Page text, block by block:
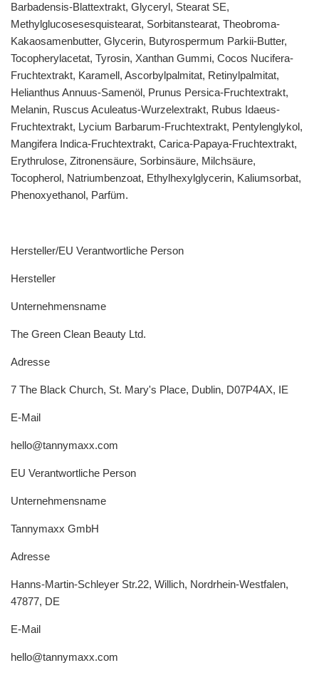
Barbadensis-Blattextrakt, Glyceryl, Stearat SE,
Methylglucosesesquistearat, Sorbitanstearat, Theobroma-
Kakaosamenbutter, Glycerin, Butyrospermum Parkii-Butter,
Tocopherylacetat, Tyrosin, Xanthan Gummi, Cocos Nucifera-
Fruchtextrakt, Karamell, Ascorbylpalmitat, Retinylpalmitat,
Helianthus Annuus-Samenöl, Prunus Persica-Fruchtextrakt,
Melanin, Ruscus Aculeatus-Wurzelextrakt, Rubus Idaeus-
Fruchtextrakt, Lycium Barbarum-Fruchtextrakt, Pentylenglykol,
Mangifera Indica-Fruchtextrakt, Carica-Papaya-Fruchtextrakt,
Erythrulose, Zitronensäure, Sorbinsäure, Milchsäure,
Tocopherol, Natriumbenzoat, Ethylhexylglycerin, Kaliumsorbat,
Phenoxyethanol, Parfüm.
Hersteller/EU Verantwortliche Person
Hersteller
Unternehmensname
The Green Clean Beauty Ltd.
Adresse
7 The Black Church, St. Mary's Place, Dublin, D07P4AX, IE
E-Mail
hello@tannymaxx.com
EU Verantwortliche Person
Unternehmensname
Tannymaxx GmbH
Adresse
Hanns-Martin-Schleyer Str.22, Willich, Nordrhein-Westfalen,
47877, DE
E-Mail
hello@tannymaxx.com